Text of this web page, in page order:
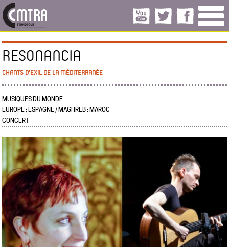
RESONANCIA
CHANTS D'EXIL DE LA MÉDITERRANÉE
MUSIQUES DU MONDE
EUROPE : ESPAGNE / MAGHREB : MAROC
CONCERT